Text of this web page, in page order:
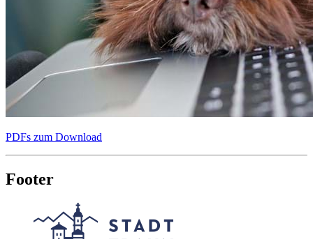
PDFs zum Download
Footer